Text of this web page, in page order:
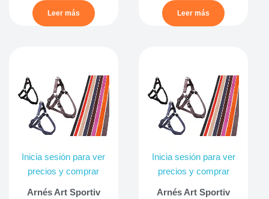
Leer más Leer más
Inicia sesión para ver
precios y comprar
Arnés Art Sportiv
Inicia sesión para ver
precios y comprar
Arnés Art Sportiv